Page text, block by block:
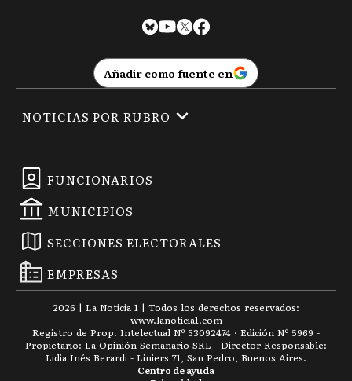
Añadir como fuente en
FUNCIONARIOS
MUNICIPIOS
SECCIONES ELECTORALES
EMPRESAS
NOTICIAS POR RUBRO
2026 | La Noticia 1 | Todos los derechos reservados:
www.lanoticia1.com
Registro de Prop. Intelectual Nº 53092474 · Edición Nº 5969 -
Propietario: La Opinión Semanario SRL - Director Responsable:
Lidia Inés Berardi - Liniers 71, San Pedro, Buenos Aires.
Centro de ayuda